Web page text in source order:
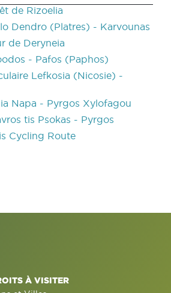
de Rizoelia
Dendro (Platres) - Karvounas
de Deryneia
- Pafos (Paphos)
Lefkosia (Nicosie) -
Napa - Pyrgos Xylofagou
tis Psokas - Pyrgos
Cycling Route
À VISITER